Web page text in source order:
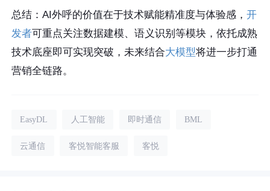
总结：AI外呼的价值在于技术赋能精准度与体验感，开
发者可重点关注数据建模、语义识别等模块，依托成熟
技术底座即可实现突破，未来结合大模型将进一步打通
营销全链路。
EasyDL 人工智能 即时通信 BML
云通信 客悦智能客服 客悦